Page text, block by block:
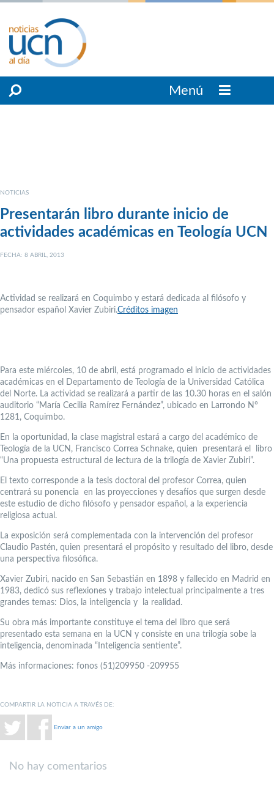
Menú
NOTICIAS
Presentarán libro durante inicio de
actividades académicas en Teología UCN
FECHA: 8 ABRIL, 2013
Actividad se realizará en Coquimbo y estará dedicada al filósofo y
pensador español Xavier Zubiri.Créditos imagen
Para este miércoles, 10 de abril, está programado el inicio de actividades
académicas en el Departamento de Teología de la Universidad Católica
del Norte. La actividad se realizará a partir de las 10.30 horas en el salón
auditorio “María Cecilia Ramírez Fernández”, ubicado en Larrondo N°
1281, Coquimbo.
En la oportunidad, la clase magistral estará a cargo del académico de
Teología de la UCN, Francisco Correa Schnake, quien presentará el libro
“Una propuesta estructural de lectura de la trilogía de Xavier Zubiri”.
El texto corresponde a la tesis doctoral del profesor Correa, quien
centrará su ponencia en las proyecciones y desafíos que surgen desde
este estudio de dicho filósofo y pensador español, a la experiencia
religiosa actual.
La exposición será complementada con la intervención del profesor
Claudio Pastén, quien presentará el propósito y resultado del libro, desde
una perspectiva filosófica.
Xavier Zubiri, nacido en San Sebastián en 1898 y fallecido en Madrid en
1983, dedicó sus reflexiones y trabajo intelectual principalmente a tres
grandes temas: Dios, la inteligencia y la realidad.
Su obra más importante constituye el tema del libro que será
presentado esta semana en la UCN y consiste en una trilogía sobe la
inteligencia, denominada “Inteligencia sentiente”.
Más informaciones: fonos (51)209950 -209955
COMPARTIR LA NOTICIA A TRAVÉS DE:
Enviar a un amigo
No hay comentarios